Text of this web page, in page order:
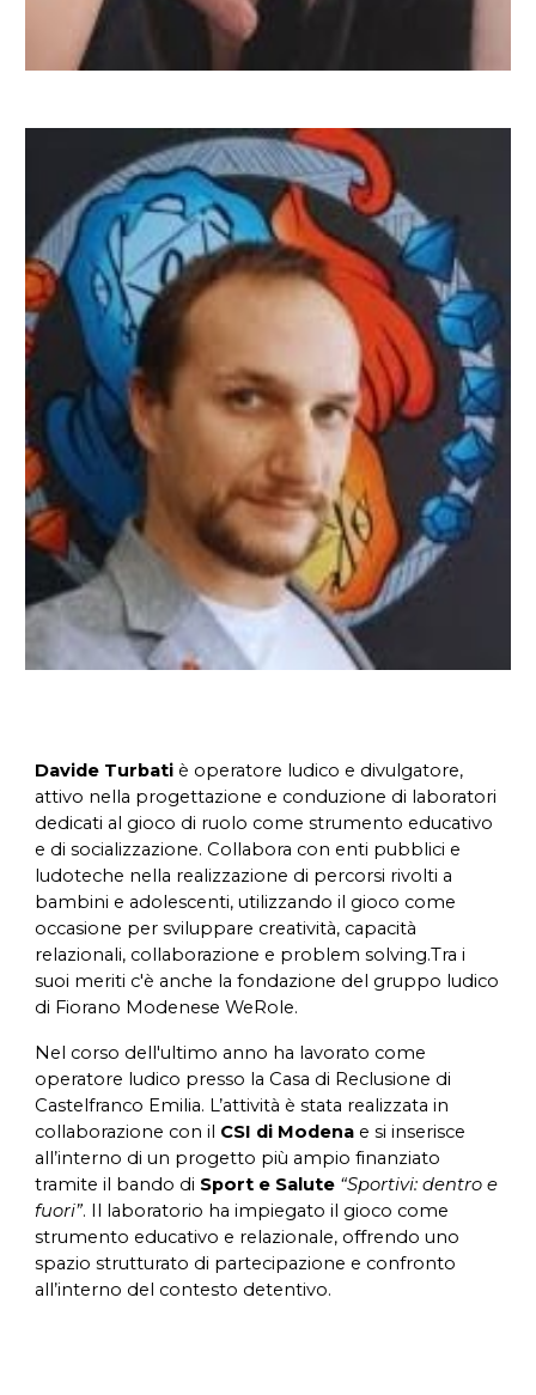
Davide Turbati è operatore ludico e divulgatore,
attivo nella progettazione e conduzione di laboratori
dedicati al gioco di ruolo come strumento educativo
e di socializzazione. Collabora con enti pubblici e
ludoteche nella realizzazione di percorsi rivolti a
bambini e adolescenti, utilizzando il gioco come
occasione per sviluppare creatività, capacità
relazionali, collaborazione e problem solving.Tra i
suoi meriti c'è anche la fondazione del gruppo ludico
di Fiorano Modenese WeRole.
Nel corso dell'ultimo anno ha lavorato come
operatore ludico presso la Casa di Reclusione di
Castelfranco Emilia. L’attività è stata realizzata in
collaborazione con il CSI di Modena e si inserisce
all’interno di un progetto più ampio finanziato
tramite il bando di Sport e Salute “Sportivi: dentro e
fuori”. Il laboratorio ha impiegato il gioco come
strumento educativo e relazionale, offrendo uno
spazio strutturato di partecipazione e confronto
all’interno del contesto detentivo.